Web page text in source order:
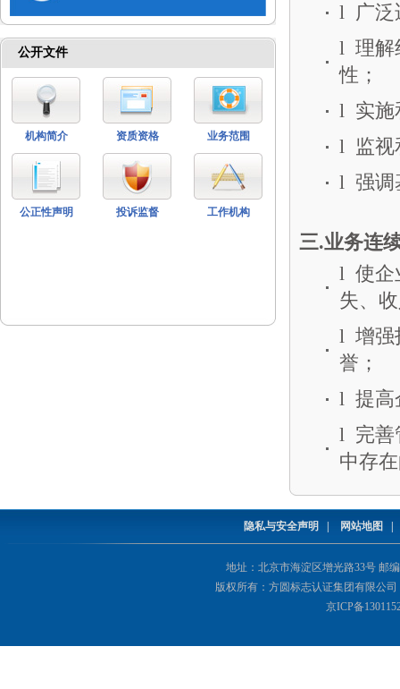
公开文件
机构简介 资质资格 业务范围
公正性声明 投诉监督 工作机构
l 广泛
l 理解
性；
l 实施
l 监视
l 强调
三.业务连
l 使企
失、
l 增强
誉；
l 提高
l 完善
中存
隐私与安全声明 网站地图
地址：北京市海淀区增光路33号 邮编
版权所有：方圆标志认证集团有限公司
京ICP备